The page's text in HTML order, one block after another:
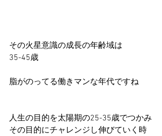
その火星意識の成長の年齢域は
35-45歳
脂がのってる働きマンな年代ですね
人生の目的を太陽期の25-35歳でつかみ
その目的にチャレンジし伸びていく時